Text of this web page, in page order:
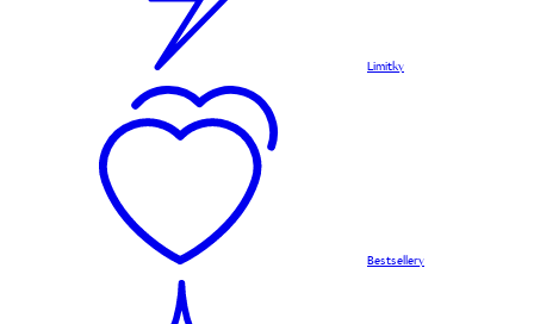
Limitky
Bestsellery